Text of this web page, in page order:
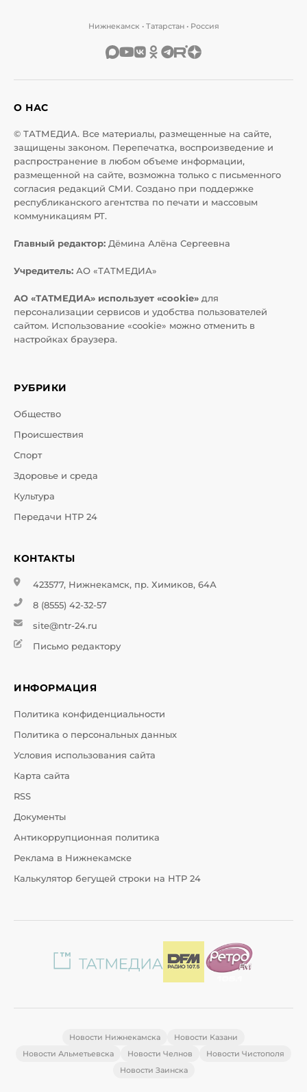
Нижнекамск • Татарстан • Россия
О НАС
© ТАТМЕДИА. Все материалы, размещенные на сайте,
защищены законом. Перепечатка, воспроизведение и
распространение в любом объеме информации,
размещенной на сайте, возможна только с письменного
согласия редакций СМИ. Создано при поддержке
республиканского агентства по печати и массовым
коммуникациям РТ.
Главный редактор: Дёмина Алёна Сергеевна
Учредитель: АО «ТАТМЕДИА»
АО «ТАТМЕДИА» использует «cookie» для
персонализации сервисов и удобства пользователей
сайтом. Использование «cookie» можно отменить в
настройках браузера.
РУБРИКИ
Общество
Происшествия
Спорт
Здоровье и среда
Культура
Передачи НТР 24
КОНТАКТЫ
423577, Нижнекамск, пр. Химиков, 64А
8 (8555) 42-32-57
site@ntr-24.ru
Письмо редактору
ИНФОРМАЦИЯ
Политика конфиденциальности
Политика о персональных данных
Условия использования сайта
Карта сайта
RSS
Документы
Антикоррупционная политика
Реклама в Нижнекамске
Калькулятор бегущей строки на НТР 24
Новости Нижнекамска
Новости Казани
Новости Альметьевска
Новости Челнов
Новости Чистополя
Новости Заинска